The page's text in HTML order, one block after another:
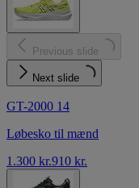
Previous slide
Next slide
GT-2000 14
Løbesko til mænd
1.300 kr.910 kr.